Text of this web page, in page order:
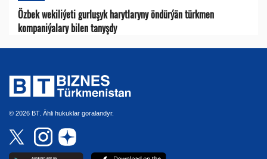
Özbek wekiliýeti gurluşyk harytlaryny öndürýän türkmen
kompaniýalary bilen tanyşdy
© 2026 BT. Ähli hukuklar goralandyr.